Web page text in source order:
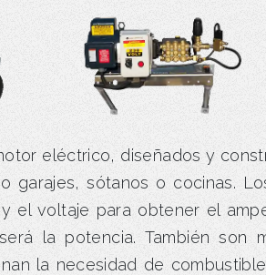
eléctrico, diseñados y
garajes, sótanos o cocinas.
el voltaje para obtener el
la potencia. También son
la necesidad de